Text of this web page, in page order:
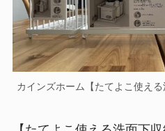
カインズホーム【たてよこ使え